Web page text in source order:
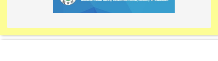
link to https://
link to https://10000.gov.tw/
link to https://
link to https://10000.gov.tw/
link to https://
link to https://
link to https://i.win.org.tw/
link to https://
link to https://
link to https://
link to https://